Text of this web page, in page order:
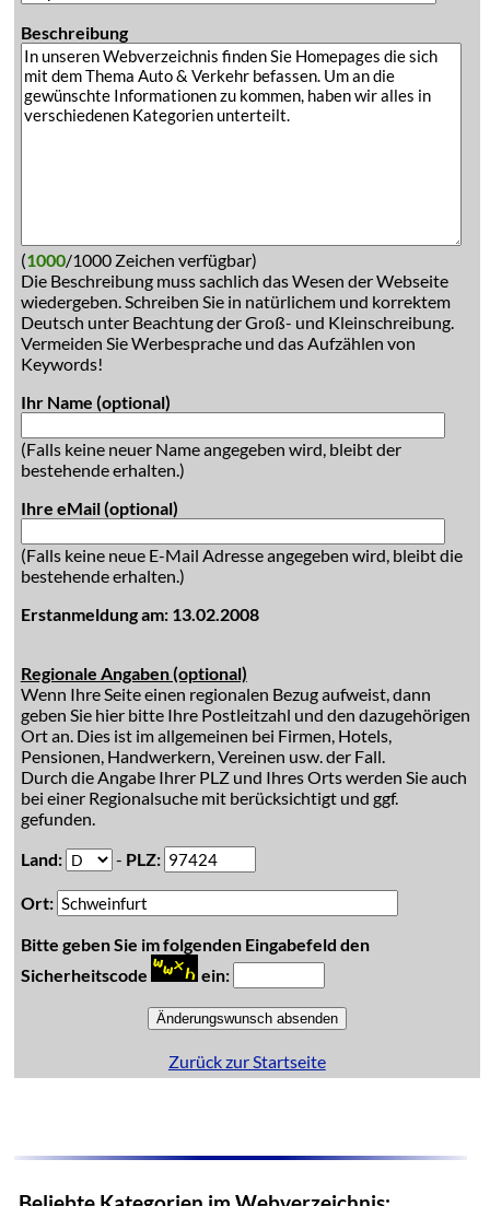
Beschreibung
(1000/1000 Zeichen verfügbar)
Die Beschreibung muss sachlich das Wesen der Webseite
wiedergeben. Schreiben Sie in natürlichem und korrektem
Deutsch unter Beachtung der Groß- und Kleinschreibung.
Vermeiden Sie Werbesprache und das Aufzählen von
Keywords!
Ihr Name (optional)
(Falls keine neuer Name angegeben wird, bleibt der
bestehende erhalten.)
Ihre eMail (optional)
(Falls keine neue E-Mail Adresse angegeben wird, bleibt die
bestehende erhalten.)
Erstanmeldung am: 13.02.2008
Regionale Angaben (optional)
Wenn Ihre Seite einen regionalen Bezug aufweist, dann
geben Sie hier bitte Ihre Postleitzahl und den dazugehörigen
Ort an. Dies ist im allgemeinen bei Firmen, Hotels,
Pensionen, Handwerkern, Vereinen usw. der Fall.
Durch die Angabe Ihrer PLZ und Ihres Orts werden Sie auch
bei einer Regionalsuche mit berücksichtigt und ggf.
gefunden.
Land:
- PLZ:
Ort:
Bitte geben Sie im folgenden Eingabefeld den
Sicherheitscode
ein:
Zurück zur Startseite